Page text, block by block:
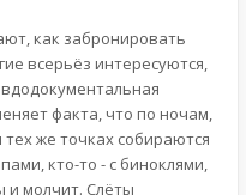
как забронировать
всерьёз интересуются,
факта, что по ночам,
же точках собираются
кто-то - с биноклями,
и молчит. Слёты